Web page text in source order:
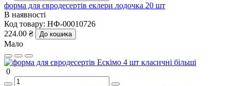
форма для євродесертів еклери лодочка 20 шт
В наявності
Код товару: НФ-00010726
224.00 ₴
До кошика
Мало
0